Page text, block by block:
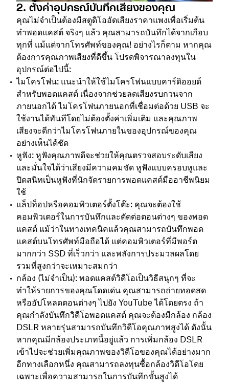
2. ตั้งค่าอุปกรณ์บันทึกเสียงของคุณ
คุณไม่จำเป็นต้องมีสตูดิโออัดเสียงราคาแพงเพื่อเริ่มต้น
ทำพอดแคสต์ จริงๆ แล้ว คุณสามารถบันทึกได้จากเกือบ
ทุกที่ แม้แต่จากโทรศัพท์ของคุณ! อย่างไรก็ตาม หากคุณ
ต้องการคุณภาพเสียงที่ดีขึ้น โปรดพิจารณาลงทุนใน
อุปกรณ์ต่อไปนี้:
ไมโครโฟน: แนะนำให้ใช้ไมโครโฟนแบบคาร์ดิออยด์
สำหรับพอดแคสต์ เนื่องจากช่วยลดเสียงรบกวนจาก
ภายนอกได้ ไมโครโฟนภายนอกที่เชื่อมต่อด้วย USB จะ
ใช้งานได้ทันทีโดยไม่ต้องตั้งค่าเพิ่มเติม และคุณภาพ
เสียงจะดีกว่าไมโครโฟนภายในของอุปกรณ์ของคุณ
อย่างเห็นได้ชัด
หูฟัง: หูฟังคุณภาพดีจะช่วยให้คุณตรวจสอบระดับเสียง
และมั่นใจได้ว่าเสียงมีความคมชัด หูฟังแบบครอบหูและ
ปิดสนิทเป็นหูฟังที่นักจัดรายการพอดแคสต์มืออาชีพนิยม
ใช้
แล็ปท็อปหรือคอมพิวเตอร์ตั้งโต๊ะ: คุณจะต้องใช้
คอมพิวเตอร์ในการบันทึกและตัดต่อตอนต่างๆ ของพอด
แคสต์ แม้ว่าในทางเทคนิคแล้วคุณสามารถบันทึกพอด
แคสต์บนโทรศัพท์มือถือได้ แต่คอมพิวเตอร์ที่มีพอร์ต
มากกว่า SSD ที่เร็วกว่า และพลังการประมวลผลโดย
รวมที่สูงกว่าจะเหมาะสมกว่า
กล้อง (ไม่จำเป็น): พอดแคสต์วิดีโอเป็นวิธีสนุกๆ ที่จะ
ทำให้รายการของคุณโดดเด่น คุณสามารถถ่ายทอดสด
หรืออัปโหลดตอนต่างๆ ไปยัง YouTube ได้โดยตรง ถ้า
คุณกำลังบันทึกวิดีโอพอดแคสต์ คุณจะต้องมีกล้อง กล้อง
DSLR หลายรุ่นสามารถบันทึกวิดีโอคุณภาพสูงได้ ดังนั้น
หากคุณมีกล้องประเภทนี้อยู่แล้ว การเพิ่มกล้อง DSLR
เข้าไปจะช่วยเพิ่มคุณภาพของวิดีโอของคุณได้อย่างมาก
อีกทางเลือกหนึ่ง คุณสามารถลงทุนซื้อกล้องวิดีโอโดย
เฉพาะเพื่อความสามารถในการบันทึกขั้นสูงได้